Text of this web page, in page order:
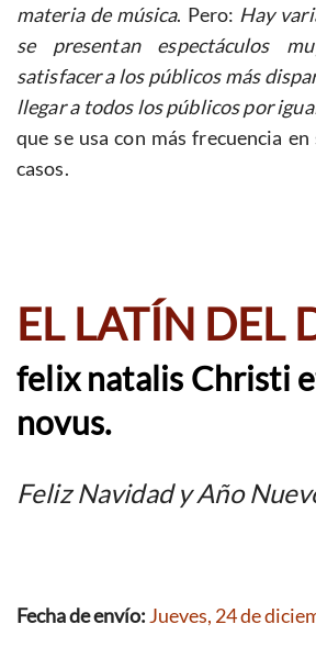
materia de música. Pero: Hay
se presentan espectáculos
satisfacer a los públicos más
llegar a todos los públicos por
que se usa con más frecuencia
casos.
EL LATÍN DEL
felix natalis Christi
novus.
Feliz Navidad y Año
Fecha de envío: Jueves, 24 de